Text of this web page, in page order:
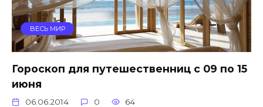
ВЕСЬ МИР
Гороскоп для путешественниц с 09 по 15
июня
06.06.2014 0 64